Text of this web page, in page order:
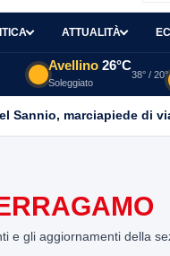
ATTUALITÀ
Avellino 26°C
Soleggiato
38° / 20°
Sannio, marciapiede di
e gli aggiornamenti della